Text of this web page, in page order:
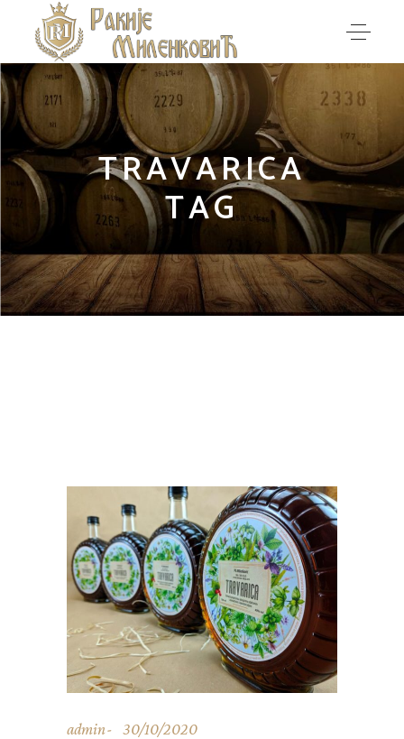
TRAVARICA
TAG
admin 30/10/2020